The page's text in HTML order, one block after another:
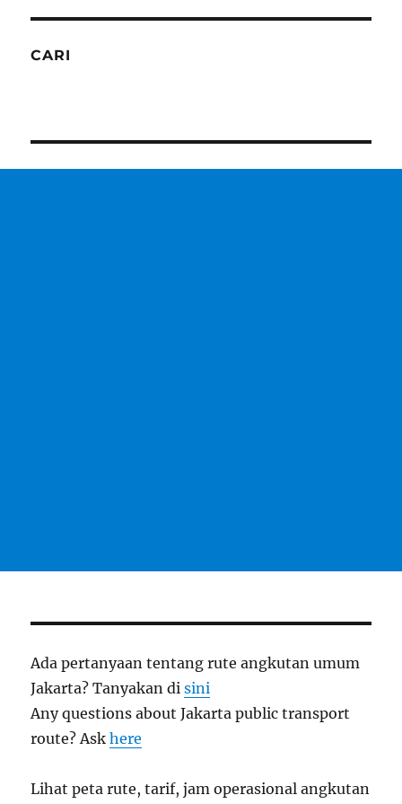
CARI
Ada pertanyaan tentang rute angkutan umum
Jakarta? Tanyakan disini
Any questions about Jakarta public transport
route? Askhere
Lihat peta rute, tarif, jam operasional angkutan